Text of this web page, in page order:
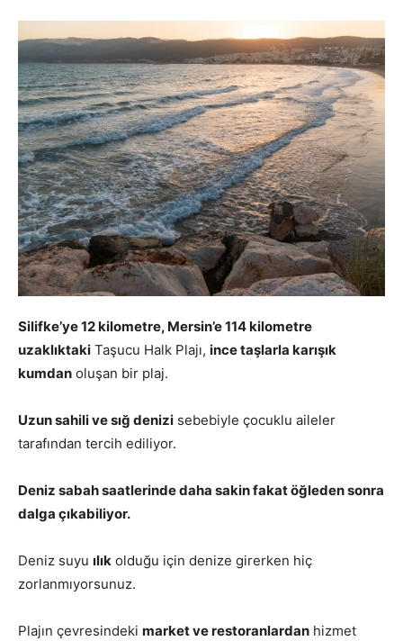
Silifke’ye 12 kilometre, Mersin’e 114 kilometre
uzaklıktaki Taşucu Halk Plajı, ince taşlarla karışık
kumdan oluşan bir plaj.
Uzun sahili ve sığ denizi sebebiyle çocuklu aileler
tarafından tercih ediliyor.
Deniz sabah saatlerinde daha sakin fakat öğleden sonra
dalga çıkabiliyor.
Deniz suyu ılık olduğu için denize girerken hiç
zorlanmıyorsunuz.
Plajın çevresindeki market ve restoranlardan hizmet